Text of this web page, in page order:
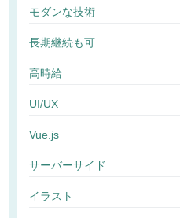
モダンな技術
長期継続も可
高時給
UI/UX
Vue.js
サーバーサイド
イラスト